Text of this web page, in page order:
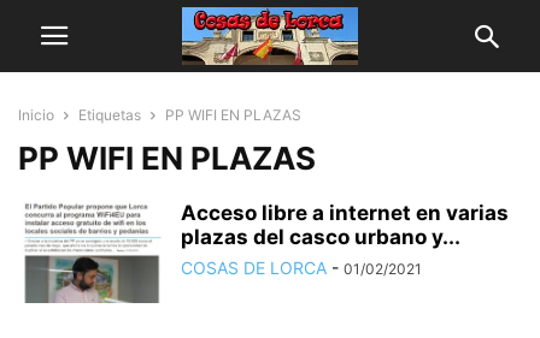
Inicio Etiquetas PP WIFI EN PLAZAS
PP WIFI EN PLAZAS
Acceso libre a internet en varias
plazas del casco urbano y...
COSAS DE LORCA - 01/02/2021